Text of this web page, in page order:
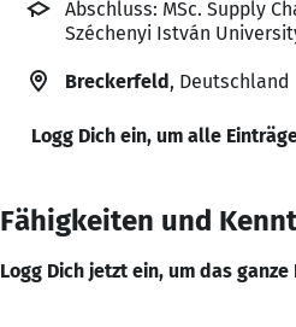
Abschluss: MSc. Supply
Széchenyi István
Breckerfeld, Deutschland
Logg Dich ein, um alle
Fähigkeiten und
Logg Dich jetzt ein, um das